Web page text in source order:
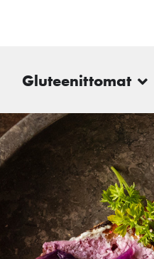
Gluteenittomat